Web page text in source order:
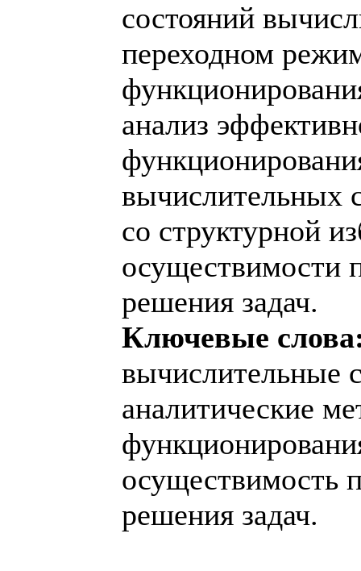
состояний
переходном
анализ
вычислительных
со структурной
осуществимости
решения задач.
Ключевые
вычислительные
аналитические
осуществимость
решения задач.